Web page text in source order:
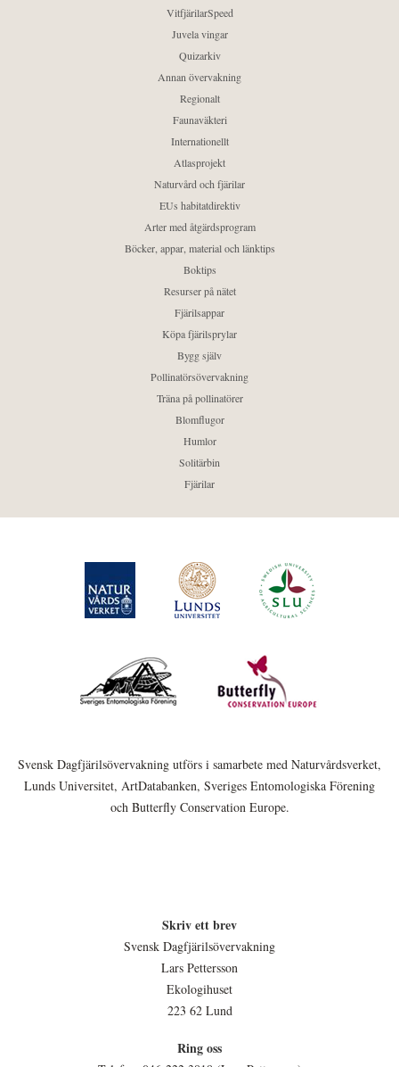
VitfjärilarSpeed
Juvela vingar
Quizarkiv
Annan övervakning
Regionalt
Faunaväkteri
Internationellt
Atlasprojekt
Naturvård och fjärilar
EUs habitatdirektiv
Arter med åtgärdsprogram
Böcker, appar, material och länktips
Boktips
Resurser på nätet
Fjärilsappar
Köpa fjärilsprylar
Bygg själv
Pollinatörsövervakning
Träna på pollinatörer
Blomflugor
Humlor
Solitärbin
Fjärilar
Svensk Dagfjärilsövervakning utförs i samarbete med Naturvårdsverket,
Lunds Universitet, ArtDatabanken, Sveriges Entomologiska Förening
och Butterfly Conservation Europe.
Skriv ett brev
Svensk Dagfjärilsövervakning
Lars Pettersson
Ekologihuset
223 62 Lund
Ring oss